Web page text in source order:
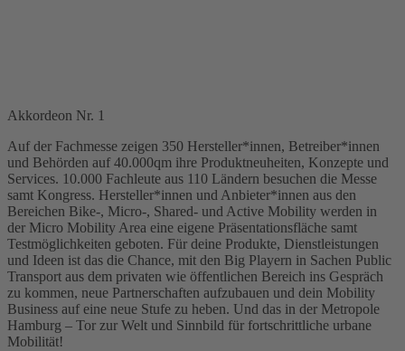
Akkordeon Nr. 1
Auf der Fachmesse zeigen 350 Hersteller*innen, Betreiber*innen
und Behörden auf 40.000qm ihre Produktneuheiten, Konzepte und
Services. 10.000 Fachleute aus 110 Ländern besuchen die Messe
samt Kongress. Hersteller*innen und Anbieter*innen aus den
Bereichen Bike-, Micro-, Shared- und Active Mobility werden in
der Micro Mobility Area eine eigene Präsentationsfläche samt
Testmöglichkeiten geboten. Für deine Produkte, Dienstleistungen
und Ideen ist das die Chance, mit den Big Playern in Sachen Public
Transport aus dem privaten wie öffentlichen Bereich ins Gespräch
zu kommen, neue Partnerschaften aufzubauen und dein Mobility
Business auf eine neue Stufe zu heben. Und das in der Metropole
Hamburg – Tor zur Welt und Sinnbild für fortschrittliche urbane
Mobilität!